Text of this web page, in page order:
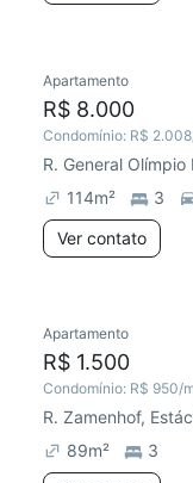
Apartamento
R$ 8.000
Condomínio: R$ 2.008
R. General
114m² 3
Ver contato
Apartamento
R$ 1.500
Condomínio: R$ 950/
R. Zamenhof,
89m²
3